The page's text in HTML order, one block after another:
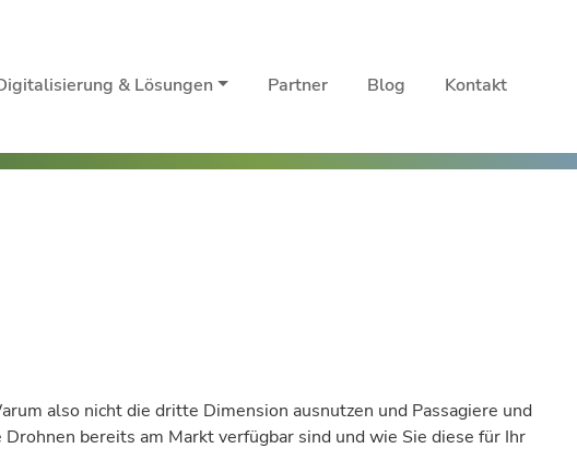
& Lösungen Partner Blog Kontakt
also nicht die dritte Dimension ausnutzen und Passagiere und
bereits am Markt verfügbar sind und wie Sie diese für Ihr